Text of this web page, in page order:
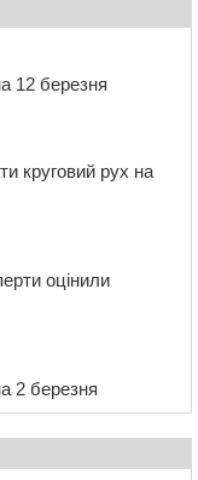
12 березня
круговий рух на
оцінили
2 березня